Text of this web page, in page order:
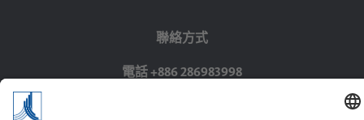
聯絡方式
電話 +886 286983998